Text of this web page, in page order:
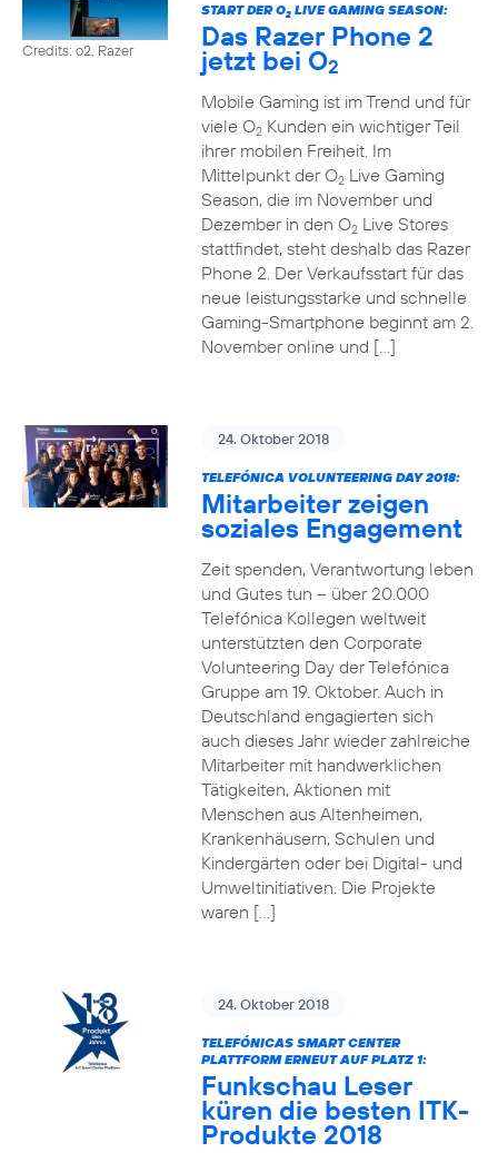
Credits: o2, Razer
START DER O2LIVE GAMING SEASON:
Das Razer Phone 2
jetzt bei O2
Mobile Gaming ist im Trend und für
viele O2Kunden ein wichtiger Teil
ihrer mobilen Freiheit. Im
Mittelpunkt der O2Live Gaming
Season, die im November und
Dezember in den O2Live Stores
stattfindet, steht deshalb das Razer
Phone 2. Der Verkaufsstart für das
neue leistungsstarke und schnelle
Gaming-Smartphone beginnt am 2.
November online und […]
24. Oktober 2018
TELEFÓNICA VOLUNTEERING DAY 2018:
Mitarbeiter zeigen
soziales Engagement
Zeit spenden, Verantwortung leben
und Gutes tun – über 20.000
Telefónica Kollegen weltweit
unterstützten den Corporate
Volunteering Day der Telefónica
Gruppe am 19. Oktober. Auch in
Deutschland engagierten sich
auch dieses Jahr wieder zahlreiche
Mitarbeiter mit handwerklichen
Tätigkeiten, Aktionen mit
Menschen aus Altenheimen,
Krankenhäusern, Schulen und
Kindergärten oder bei Digital- und
Umweltinitiativen. Die Projekte
waren […]
24. Oktober 2018
TELEFÓNICAS SMART CENTER
PLATTFORM ERNEUT AUF PLATZ 1:
Funkschau Leser
küren die besten ITK-
Produkte 2018